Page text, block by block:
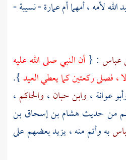
اللهلأمه ، أمهماأم عمارة - نسيبة-
عباس : { أن النبي صلى الله عليه
، فصلى ركعتين كما يعطي العيد}.
عوانة ، وابن حبان ، والحاكم ،
من حديثهشام بن إسحاق بن
به وأتم منه ، يزيد بعضهم على